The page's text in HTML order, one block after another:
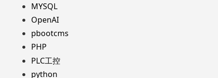
MYSQL
OpenAI
pbootcms
PHP
PLC工控
python